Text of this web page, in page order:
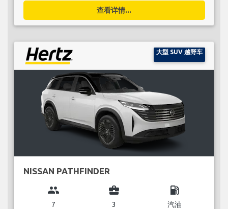
查看详情...
大型 SUV 越野车
NISSAN PATHFINDER
group
7
business_center
3
local_gas_station
汽油